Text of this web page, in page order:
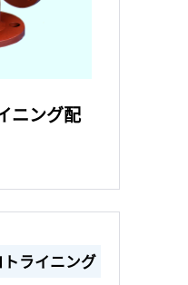
ニング配
ライニング